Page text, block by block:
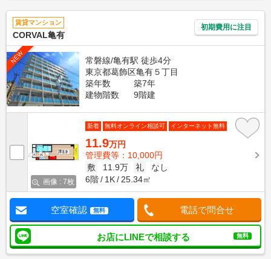
賃貸マンション
CORVAL亀有
初期費用に注目
NEW
常磐線/亀有駅 徒歩4分
東京都葛飾区亀有５丁目
築年数
築7年
建物階数
9階建
画像 : 7枚
新着 無料オンライン相談可 インターネット無料
11.9万円
管理費等：10,000円
敷
11.9万 礼
なし
6階
1K 25.34㎡
空室確認 無料 電話で問合せ
お店にLINEで相談する 無料